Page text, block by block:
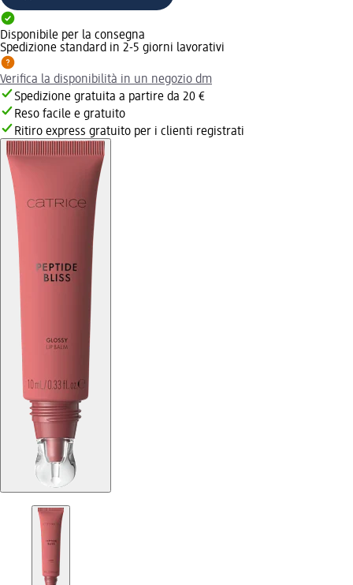
Disponibile per la consegna
Spedizione standard in 2-5 giorni lavorativi
Verifica la disponibilità in un negozio dm
Spedizione gratuita a partire da 20 €
Reso facile e gratuito
Ritiro express gratuito per i clienti registrati